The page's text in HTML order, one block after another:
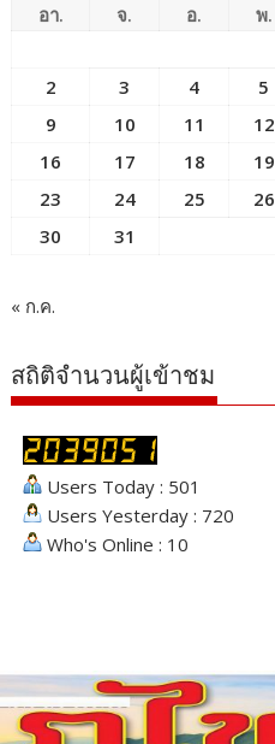
อา. จ. อ. พ.
2
3 4 5
9
10 11 12
16
17 18 19
23
24 25 26
30
31
« ก.ค.
สถิติจำนวนผู้เข้าชม
Users Today : 501
Users Yesterday : 720
Who's Online : 10